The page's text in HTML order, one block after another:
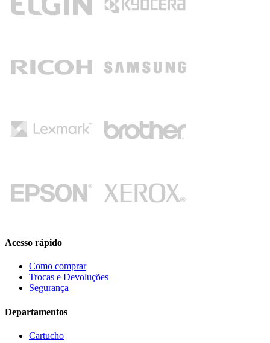
Acesso rápido
Como comprar
Trocas e Devoluções
Segurança
Departamentos
Cartucho